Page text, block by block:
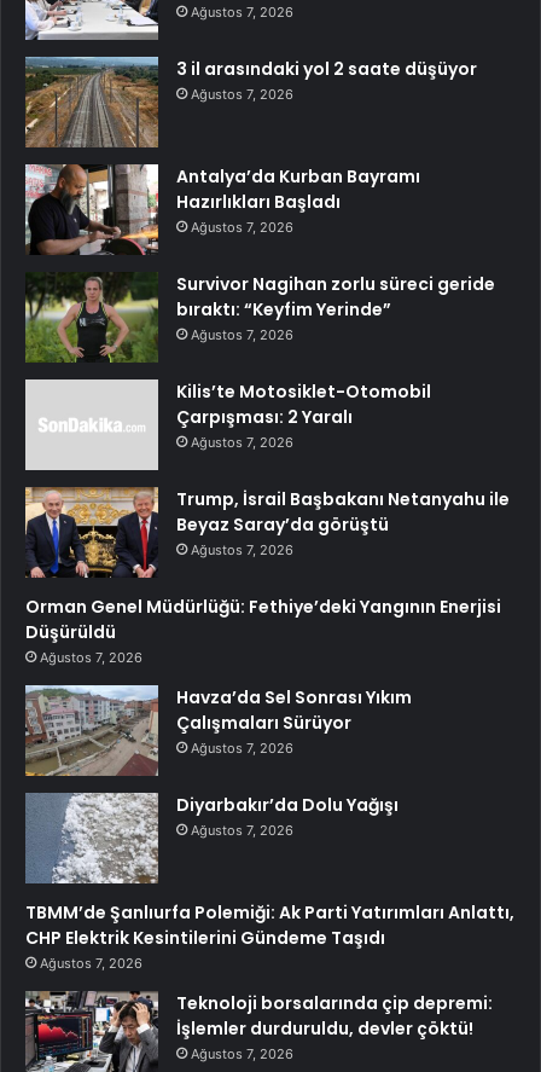
Ağustos 7, 2026
3 il arasındaki yol 2 saate düşüyor
Ağustos 7, 2026
Antalya’da Kurban Bayramı
Hazırlıkları Başladı
Ağustos 7, 2026
Survivor Nagihan zorlu süreci geride
bıraktı: “Keyfim Yerinde”
Ağustos 7, 2026
Kilis’te Motosiklet-Otomobil
Çarpışması: 2 Yaralı
Ağustos 7, 2026
Trump, İsrail Başbakanı Netanyahu ile
Beyaz Saray’da görüştü
Ağustos 7, 2026
Orman Genel Müdürlüğü: Fethiye’deki Yangının Enerjisi
Düşürüldü
Ağustos 7, 2026
Havza’da Sel Sonrası Yıkım
Çalışmaları Sürüyor
Ağustos 7, 2026
Diyarbakır’da Dolu Yağışı
Ağustos 7, 2026
TBMM’de Şanlıurfa Polemiği: Ak Parti Yatırımları Anlattı,
CHP Elektrik Kesintilerini Gündeme Taşıdı
Ağustos 7, 2026
Teknoloji borsalarında çip depremi:
İşlemler durduruldu, devler çöktü!
Ağustos 7, 2026